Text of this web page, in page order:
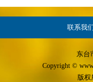
联系我
东台
Copyright ©
版权